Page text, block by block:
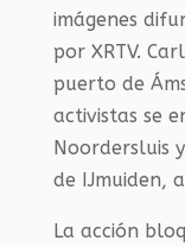
imágenes
por XRTV.
puerto de
activistas se
Noordersluis
de IJmuiden,
La acción